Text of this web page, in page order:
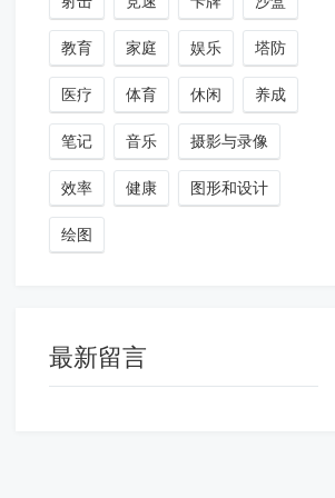
教育 家庭 娱乐 塔防
医疗 体育 休闲 养成
笔记 音乐 摄影与录像
效率 健康 图形和设计
绘图
最新留言